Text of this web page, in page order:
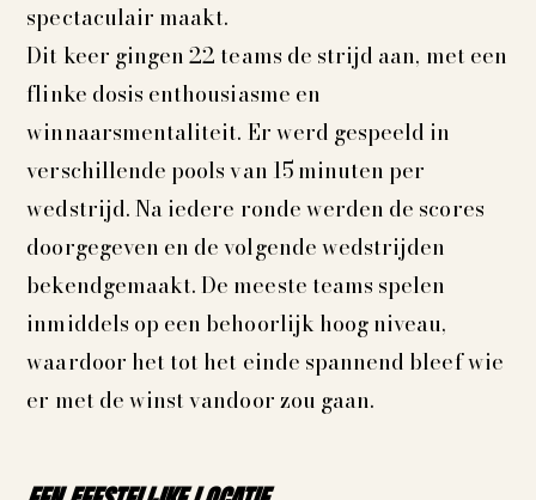
spectaculair maakt.
Dit keer gingen 22 teams de strijd aan, met een
flinke dosis enthousiasme en
winnaarsmentaliteit. Er werd gespeeld in
verschillende pools van 15 minuten per
wedstrijd. Na iedere ronde werden de scores
doorgegeven en de volgende wedstrijden
bekendgemaakt. De meeste teams spelen
inmiddels op een behoorlijk hoog niveau,
waardoor het tot het einde spannend bleef wie
er met de winst vandoor zou gaan.